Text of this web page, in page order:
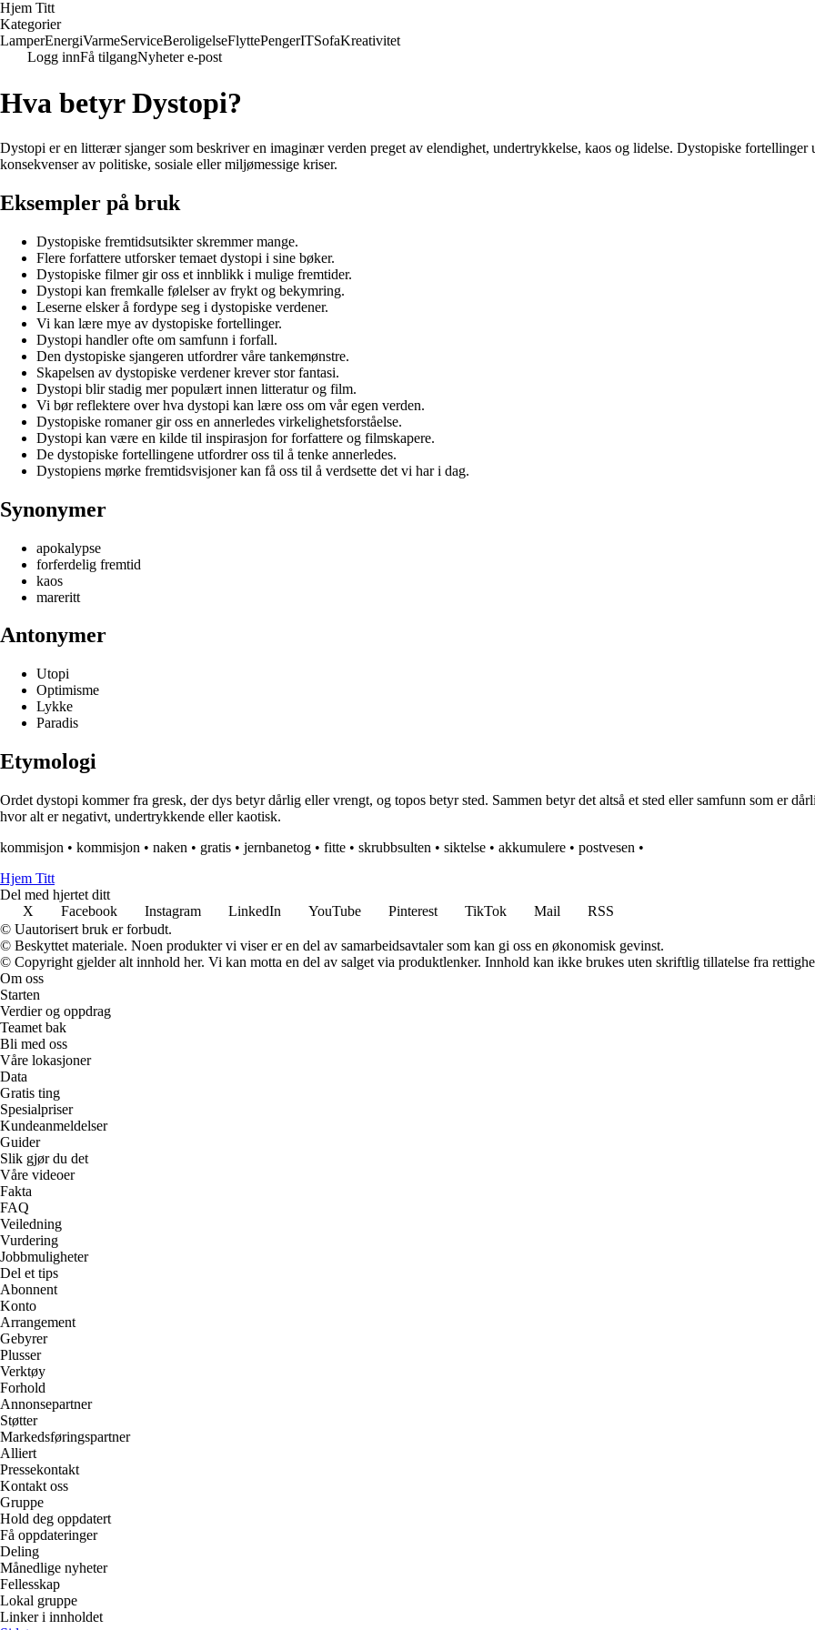
Hjem Titt
Kategorier
LamperEnergiVarmeServiceBeroligelseFlyttePengerITSofaKreativitet
Logg innFå tilgangNyheter e-post
Hva betyr Dystopi?
Dystopi er en litterær sjanger som beskriver en imaginær verden preget av elendighet, undertrykkelse, kaos og lidelse. Dystopiske fortellinger
konsekvenser av politiske, sosiale eller miljømessige kriser.
Eksempler på bruk
Dystopiske fremtidsutsikter skremmer mange.
Flere forfattere utforsker temaet dystopi i sine bøker.
Dystopiske filmer gir oss et innblikk i mulige fremtider.
Dystopi kan fremkalle følelser av frykt og bekymring.
Leserne elsker å fordype seg i dystopiske verdener.
Vi kan lære mye av dystopiske fortellinger.
Dystopi handler ofte om samfunn i forfall.
Den dystopiske sjangeren utfordrer våre tankemønstre.
Skapelsen av dystopiske verdener krever stor fantasi.
Dystopi blir stadig mer populært innen litteratur og film.
Vi bør reflektere over hva dystopi kan lære oss om vår egen verden.
Dystopiske romaner gir oss en annerledes virkelighetsforståelse.
Dystopi kan være en kilde til inspirasjon for forfattere og filmskapere.
De dystopiske fortellingene utfordrer oss til å tenke annerledes.
Dystopiens mørke fremtidsvisjoner kan få oss til å verdsette det vi har i dag.
Synonymer
apokalypse
forferdelig fremtid
kaos
mareritt
Antonymer
Utopi
Optimisme
Lykke
Paradis
Etymologi
Ordet dystopi kommer fra gresk, der dys betyr dårlig eller vrengt, og topos betyr sted. Sammen betyr det altså et sted eller samfunn som er
hvor alt er negativt, undertrykkende eller kaotisk.
kommisjon • kommisjon • naken • gratis • jernbanetog • fitte • skrubbsulten • siktelse • akkumulere • postvesen •
Hjem Titt
Del med hjertet ditt
X
Facebook Instagram LinkedIn YouTube Pinterest TikTok Mail
RSS
© Uautorisert bruk er forbudt.
© Beskyttet materiale. Noen produkter vi viser er en del av samarbeidsavtaler som kan gi oss en økonomisk gevinst.
© Copyright gjelder alt innhold her. Vi kan motta en del av salget via produktlenker. Innhold kan ikke brukes uten skriftlig tillatelse fra
Om oss
Starten
Verdier og oppdrag
Teamet bak
Bli med oss
Våre lokasjoner
Data
Gratis ting
Spesialpriser
Kundeanmeldelser
Guider
Slik gjør du det
Våre videoer
Fakta
FAQ
Veiledning
Vurdering
Jobbmuligheter
Del et tips
Abonnent
Konto
Arrangement
Gebyrer
Plusser
Verktøy
Forhold
Annonsepartner
Støtter
Markedsføringspartner
Alliert
Pressekontakt
Kontakt oss
Gruppe
Hold deg oppdatert
Få oppdateringer
Deling
Månedlige nyheter
Fellesskap
Lokal gruppe
Linker i innholdet